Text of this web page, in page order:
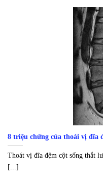
8 triệu chứng của thoái vị đĩa
Thoát vị đĩa đệm cột sống thắt
[...]